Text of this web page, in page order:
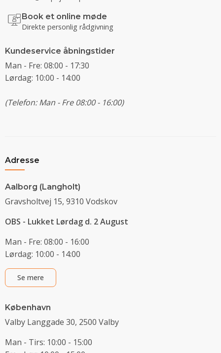
Book et online møde
Direkte personlig rådgivning
Kundeservice åbningstider
Man - Fre: 08:00 - 17:30
Lørdag: 10:00 - 14:00
(Telefon: Man - Fre 08:00 - 16:00)
Adresse
Aalborg (Langholt)
Gravsholtvej 15, 9310 Vodskov
OBS - Lukket Lørdag d. 2 August
Man - Fre: 08:00 - 16:00
Lørdag: 10:00 - 14:00
Se mere
København
Valby Langgade 30, 2500 Valby
Man - Tirs: 10:00 - 15:00